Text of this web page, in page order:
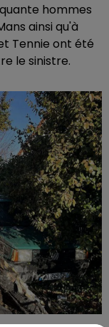
hommes
ainsi qu'à
Tennie ont été
le sinistre.